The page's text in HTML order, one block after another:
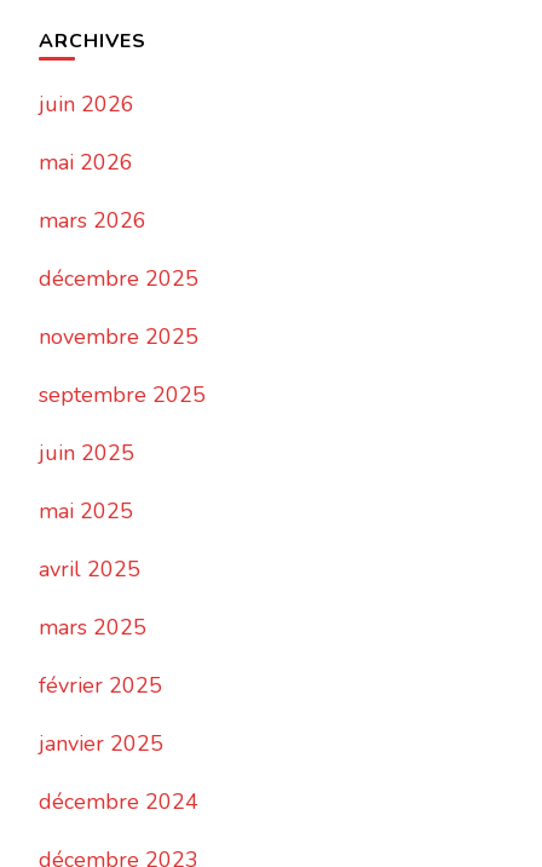
ARCHIVES
juin 2026
mai 2026
mars 2026
décembre 2025
novembre 2025
septembre 2025
juin 2025
mai 2025
avril 2025
mars 2025
février 2025
janvier 2025
décembre 2024
décembre 2023